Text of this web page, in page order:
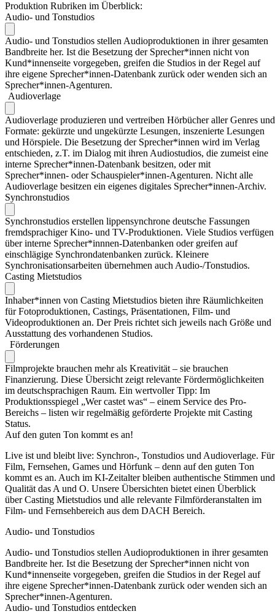
Produktion Rubriken im Überblick:
Audio- und Tonstudios
Audio- und Tonstudios stellen Audioproduktionen in ihrer gesamten
Bandbreite her. Ist die Besetzung der Sprecher*innen nicht von
Kund*innenseite vorgegeben, greifen die Studios in der Regel auf
ihre eigene Sprecher*innen-Datenbank zurück oder wenden sich an
Sprecher*innen-Agenturen.
Audioverlage
Audioverlage produzieren und vertreiben Hörbücher aller Genres und
Formate: gekürzte und ungekürzte Lesungen, inszenierte Lesungen
und Hörspiele. Die Besetzung der Sprecher*innen wird im Verlag
entschieden, z.T. im Dialog mit ihren Audiostudios, die zumeist eine
interne Sprecher*innen-Datenbank besitzen, oder mit
Sprecher*innen- oder Schauspieler*innen-Agenturen. Nicht alle
Audioverlage besitzen ein eigenes digitales Sprecher*innen-Archiv.
Synchronstudios
Synchronstudios erstellen lippensynchrone deutsche Fassungen
fremdsprachiger Kino- und TV-Produktionen. Viele Studios verfügen
über interne Sprecher*innnen-Datenbanken oder greifen auf
einschlägige Synchrondatenbanken zurück. Kleinere
Synchronisationsarbeiten übernehmen auch Audio-/Tonstudios.
Casting Mietstudios
Inhaber*innen von Casting Mietstudios bieten ihre Räumlichkeiten
für Fotoproduktionen, Castings, Präsentationen, Film- und
Videoproduktionen an. Der Preis richtet sich jeweils nach Größe und
Ausstattung des vorhandenen Studios.
Förderungen
Filmprojekte brauchen mehr als Kreativität – sie brauchen
Finanzierung. Diese Übersicht zeigt relevante Fördermöglichkeiten
im deutschsprachigen Raum. Ein wertvoller Tipp: Im
Produktionsspiegel „Wer castet was“ – einem Service des Pro-
Bereichs – listen wir regelmäßig geförderte Projekte mit Casting
Status.
Auf den guten Ton kommt es an!
Live ist und bleibt live: Synchron-, Tonstudios und Audioverlage. Für
Film, Fernsehen, Games und Hörfunk – denn auf den guten Ton
kommt es an. Auch im KI-Zeitalter bleiben authentische Stimmen und
Qualität das A und O. Unsere Übersichten bietet einen Überblick
über Casting Mietstudios und alle relevante Filmförderanstalten im
Film- und Fernsehbereich aus dem DACH Bereich.
Audio- und Tonstudios
Audio- und Tonstudios stellen Audioproduktionen in ihrer gesamten
Bandbreite her. Ist die Besetzung der Sprecher*innen nicht von
Kund*innenseite vorgegeben, greifen die Studios in der Regel auf
ihre eigene Sprecher*innen-Datenbank zurück oder wenden sich an
Sprecher*innen-Agenturen.
Audio- und Tonstudios entdecken